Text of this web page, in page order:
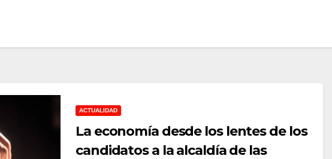
ACTUALIDAD
La economía desde los lentes de los
candidatos a la alcaldía de las